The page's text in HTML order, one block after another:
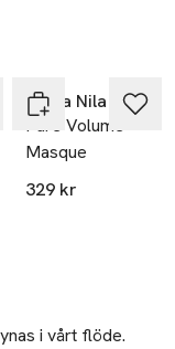
Maria Nila
Pure Volume
Masque
329 kr
i vårt flöde.